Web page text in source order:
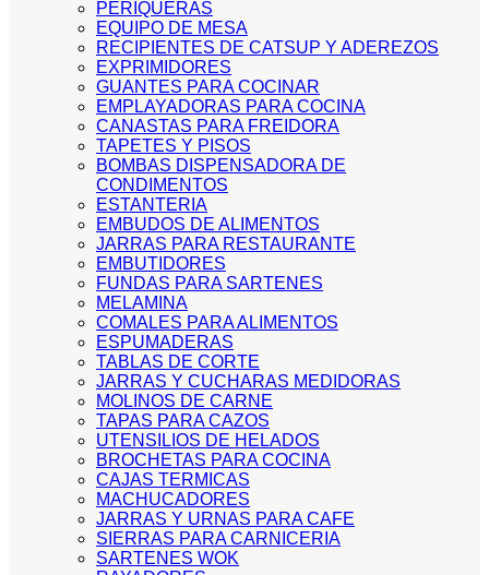
PERIQUERAS
EQUIPO DE MESA
RECIPIENTES DE CATSUP Y ADEREZOS
EXPRIMIDORES
GUANTES PARA COCINAR
EMPLAYADORAS PARA COCINA
CANASTAS PARA FREIDORA
TAPETES Y PISOS
BOMBAS DISPENSADORA DE
CONDIMENTOS
ESTANTERIA
EMBUDOS DE ALIMENTOS
JARRAS PARA RESTAURANTE
EMBUTIDORES
FUNDAS PARA SARTENES
MELAMINA
COMALES PARA ALIMENTOS
ESPUMADERAS
TABLAS DE CORTE
JARRAS Y CUCHARAS MEDIDORAS
MOLINOS DE CARNE
TAPAS PARA CAZOS
UTENSILIOS DE HELADOS
BROCHETAS PARA COCINA
CAJAS TERMICAS
MACHUCADORES
JARRAS Y URNAS PARA CAFE
SIERRAS PARA CARNICERIA
SARTENES WOK